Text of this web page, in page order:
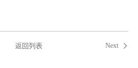
返回列表 Next